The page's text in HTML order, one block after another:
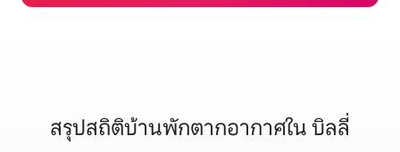
สรุปสถิติบ้านพักตากอากาศใน บิลลี่